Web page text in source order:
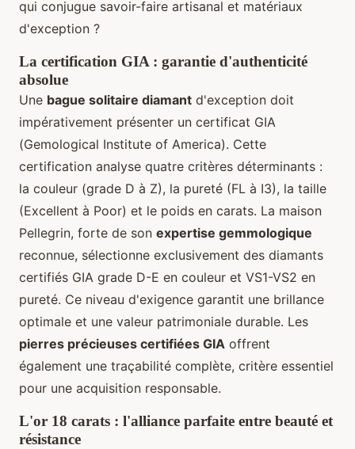
qui conjugue savoir-faire artisanal et matériaux
d'exception ?
La certification GIA : garantie d'authenticité
absolue
Une bague solitaire diamant d'exception doit
impérativement présenter un certificat GIA
(Gemological Institute of America). Cette
certification analyse quatre critères déterminants :
la couleur (grade D à Z), la pureté (FL à I3), la taille
(Excellent à Poor) et le poids en carats. La maison
Pellegrin, forte de son expertise gemmologique
reconnue, sélectionne exclusivement des diamants
certifiés GIA grade D-E en couleur et VS1-VS2 en
pureté. Ce niveau d'exigence garantit une brillance
optimale et une valeur patrimoniale durable. Les
pierres précieuses certifiées GIA offrent
également une traçabilité complète, critère essentiel
pour une acquisition responsable.
L'or 18 carats : l'alliance parfaite entre beauté et
résistance